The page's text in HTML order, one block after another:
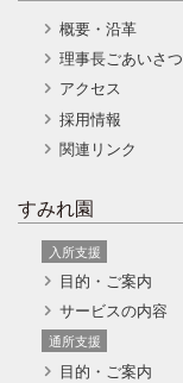
概要・沿革
理事長ごあいさつ
アクセス
採用情報
関連リンク
すみれ園
入所支援
目的・ご案内
サービスの内容
通所支援
目的・ご案内